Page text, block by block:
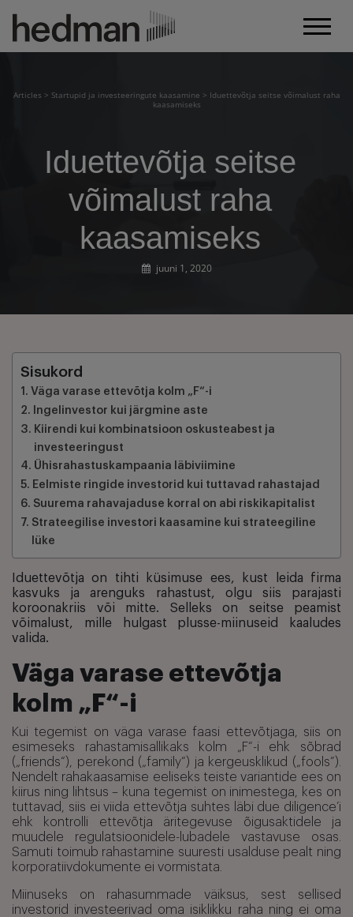
Articles > Startupid ja investeeringute kaasamine > Iduettevõtja seitse võimalust raha
kaasamiseks
Iduettevõtja seitse
võimalust raha
kaasamiseks
juuni 1, 2020
Sisukord
Väga varase ettevõtja kolm „F“-i
Ingelinvestor kui järgmine aste
Kiirendi kui kombinatsioon oskusteabest ja
investeeringust
Ühisrahastuskampaania läbiviimine
Eelmiste ringide investorid kui tuttavad rahastajad
Suurema rahavajaduse korral on abi riskikapitalist
Strateegilise investori kaasamine kui strateegiline
lüke
Iduettevõtja on tihti küsimuse ees, kust leida firma
kasvuks ja arenguks rahastust, olgu siis parajasti
koroonakriis või mitte. Selleks on seitse peamist
võimalust, mille hulgast plusse-miinuseid kaaludes
valida.
Väga varase ettevõtja
kolm „F“-i
Kui tegemist on väga varase faasi ettevõtjaga, siis on
esimeseks rahastamisallikaks kolm „F“-i ehk sõbrad
(„friends“), perekond („family“) ja kergeusklikud („fools“).
Nendelt rahakaasamise eeliseks teiste variantide ees on
kiirus ning lihtsus – kuna tegemist on inimestega, kes on
tuttavad, siis ei viida ettevõtja suhtes läbi due diligence’i
ehk kontrolli ettevõtja äritegevuse õigusaktidele ja
muudele regulatsioonidele-lubadele vastavuse osas.
Samuti toimub rahastamine suuresti usalduse pealt ning
korporatiivdokumente ei vormistata.
Miinuseks on rahasummade väiksus, sest sellised
investorid investeerivad oma isiklikku raha ning ei oma